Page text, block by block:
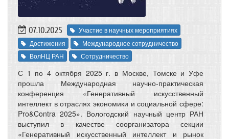
07.10.2025
Участие в научных мероприятиях
Достижения
Международное сотрудничество
ВолНЦ РАН
Сотрудничество
С 1 по 4 октября 2025 г. в Москве, Томске и Уфе
прошла Международная научно-практическая
конференция «Генеративный искусственный
интеллект в отраслях экономики и социальной сфере:
Pro&Contra 2025». Вологодский научный центр РАН
выступил в качестве соорганизатора секции
«Генеративный искусственный интеллект и рынок